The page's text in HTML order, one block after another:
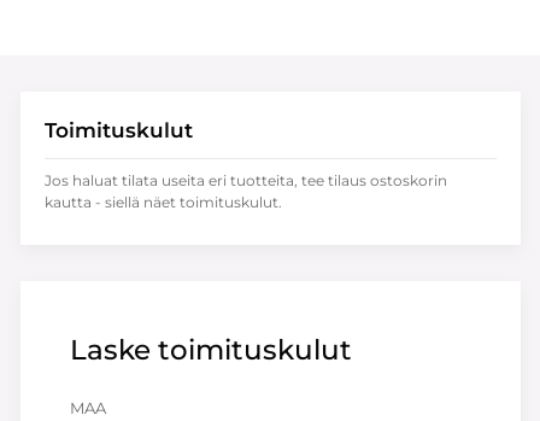
Laske toimituskulut
MAA
Toimituskulut
Jos haluat tilata useita eri tuotteita, tee tilaus ostoskorin
kautta - siellä näet toimituskulut.